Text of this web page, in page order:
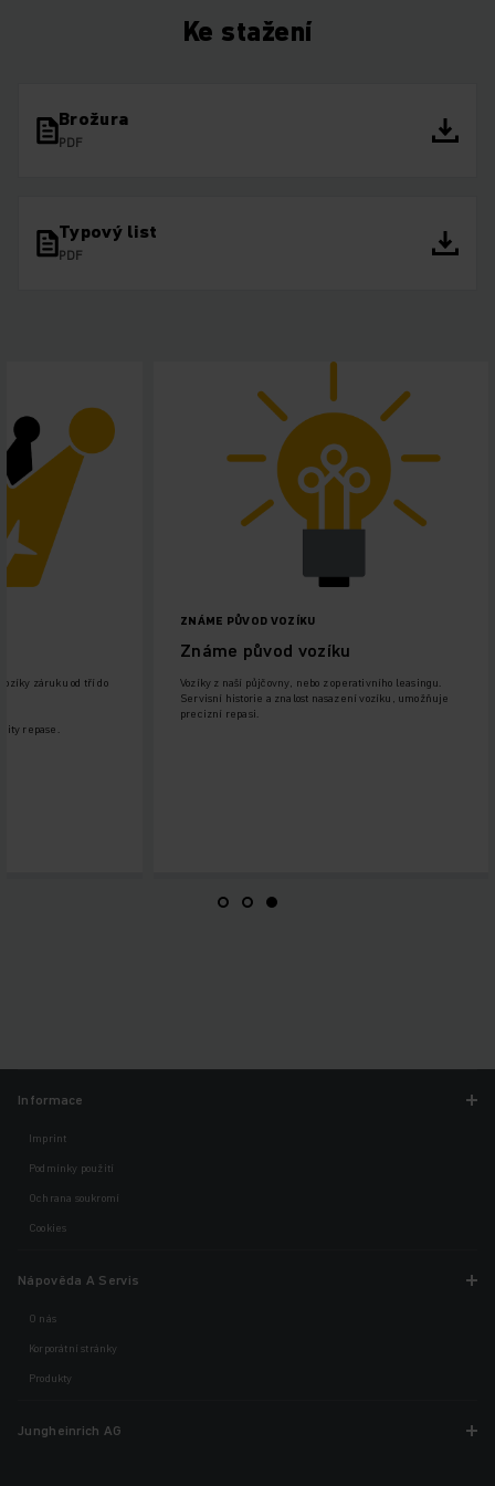
Ke stažení
Brožura
PDF
Typový list
PDF
od tří do
ZNÁME PŮVOD VOZÍKU
Známe původ vozíku
Vozíky z naší půjčovny, nebo z operativního leasingu.
Servisní historie a znalost nasazení vozíku, umožňuje
precizní repasi.
Informace
Imprint
Podmínky použití
Ochrana soukromí
Cookies
Nápověda A Servis
O nás
Korporátní stránky
Produkty
Jungheinrich AG